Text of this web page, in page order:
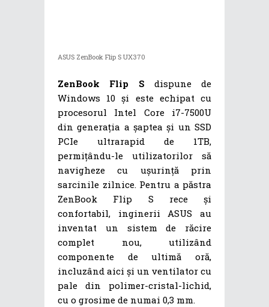
ASUS ZenBook Flip S UX370
ZenBook Flip S dispune de
Windows 10 și este echipat cu
procesorul Intel Core i7-7500U
din generația a șaptea și un SSD
PCIe ultrarapid de 1TB,
permițându-le utilizatorilor să
navigheze cu ușurință prin
sarcinile zilnice. Pentru a păstra
ZenBook Flip S rece și
confortabil, inginerii ASUS au
inventat un sistem de răcire
complet nou, utilizând
componente de ultimă oră,
incluzând aici și un ventilator cu
pale din polimer-cristal-lichid,
cu o grosime de numai 0,3 mm.